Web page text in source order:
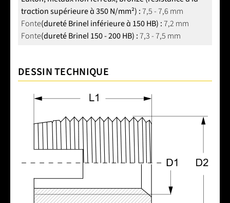
traction supérieure à 350 N/mm²) :7,5 - 7,6 mm
Fonte(dureté Brinel inférieure à 150 HB) :7,2 mm
Fonte(dureté Brinel 150 - 200 HB) :7,3 - 7,5 mm
DESSIN TECHNIQUE